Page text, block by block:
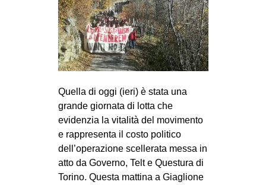
Quella di oggi (ieri) è stata una
grande giornata di lotta che
evidenzia la vitalità del movimento
e rappresenta il costo politico
dell’operazione scellerata messa in
atto da Governo, Telt e Questura di
Torino. Questa mattina a Giaglione